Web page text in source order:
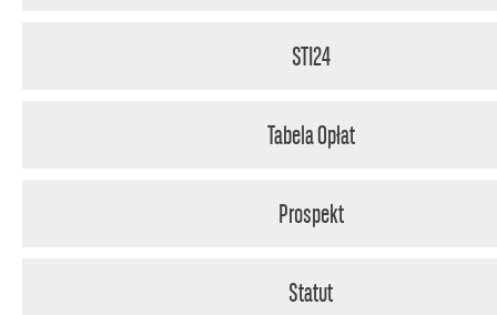
STI24
Tabela Opłat
Prospekt
Statut